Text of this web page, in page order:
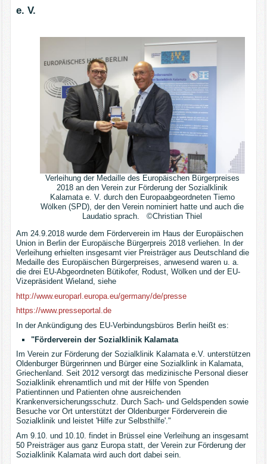
e. V.
Verleihung der Medaille des Europäischen Bürgerpreises
2018 an den Verein zur Förderung der Sozialklinik
Kalamata e. V. durch den Europaabgeordneten Tiemo
Wölken (SPD), der den Verein nominiert hatte und auch die
Laudatio sprach. ©Christian Thiel
Am 24.9.2018 wurde dem Förderverein im Haus der Europäischen
Union in Berlin der Europäische Bürgerpreis 2018 verliehen. In der
Verleihung erhielten insgesamt vier Preisträger aus Deutschland die
Medaille des Europäischen Bürgerpreises, anwesend waren u. a.
die drei EU-Abgeordneten Bütikofer, Rodust, Wölken und der EU-
Vizepräsident Wieland, siehe
http://www.europarl.europa.eu/germany/de/presse
https://www.presseportal.de
In der Ankündigung des EU-Verbindungsbüros Berlin heißt es:
"Förderverein der Sozialklinik Kalamata
Im Verein zur Förderung der Sozialklinik Kalamata e.V. unterstützen
Oldenburger Bürgerinnen und Bürger eine Sozialklink in Kalamata,
Griechenland. Seit 2012 versorgt das medizinische Personal dieser
Sozialklinik ehrenamtlich und mit der Hilfe von Spenden
Patientinnen und Patienten ohne ausreichenden
Krankenversicherungsschutz. Durch Sach- und Geldspenden sowie
Besuche vor Ort unterstützt der Oldenburger Förderverein die
Sozialklinik und leistet 'Hilfe zur Selbsthilfe'."
Am 9.10. und 10.10. findet in Brüssel eine Verleihung an insgesamt
50 Preisträger aus ganz Europa statt, der Verein zur Förderung der
Sozialklinik Kalamata wird auch dort dabei sein.